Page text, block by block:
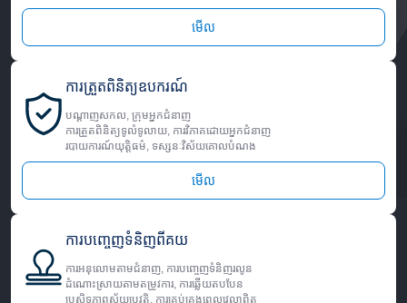
មើល
ការត្រួតពិនិត្យឧបករណ៍
បណ្តាញសកល, ក្រុមអ្នកជំនាញ
ការត្រួតពិនិត្យទូលំទូលាយ, ការវិភាគដោយអ្នកជំនាញ
របាយការណ៍យុត្តិធម៌, ទស្សនៈវិស័យគោលបំណង
មើល
ការបញ្ចេញទំនិញពីគយ
ការអនុលោមតាមជំនាញ, ការបញ្ចេញទំនិញរលូន
ដំណោះស្រាយតាមតម្រូវការ, ការឆ្លើយតបបែន
ប្រសិទ្ធភាពស្វ័យប្រវត្តិ, ការគ្រប់គ្រងពេលវេលាពិត